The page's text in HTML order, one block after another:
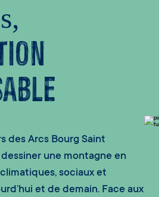
des Arcs Bourg Saint
une montagne en
sociaux et
et de demain. Face aux